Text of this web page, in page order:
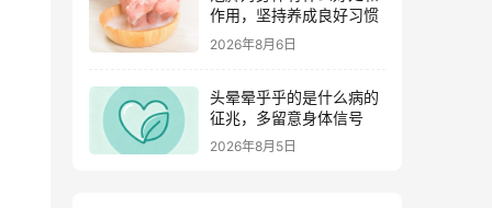
作用，坚持养成良好习惯
2026年8月6日
头晕晕乎乎的是什么病的
征兆，多留意身体信号
2026年8月5日